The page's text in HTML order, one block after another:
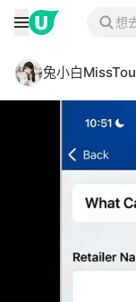
兔小白MissTou